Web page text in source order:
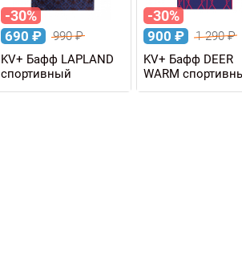
-30%
690 ₽ 990₽
KV+ Бафф LAPLAND
спортивный
-30%
900 ₽ 1 290₽
KV+ Бафф DEER
WARM